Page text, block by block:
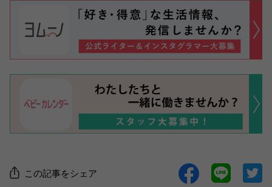
この記事をシェア